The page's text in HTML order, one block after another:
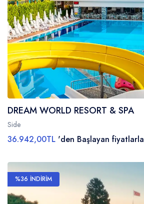
DREAM WORLD RESORT & SPA
Side
36.942,00TL 'den Başlayan fiyatlarla
%36 İNDİRİM